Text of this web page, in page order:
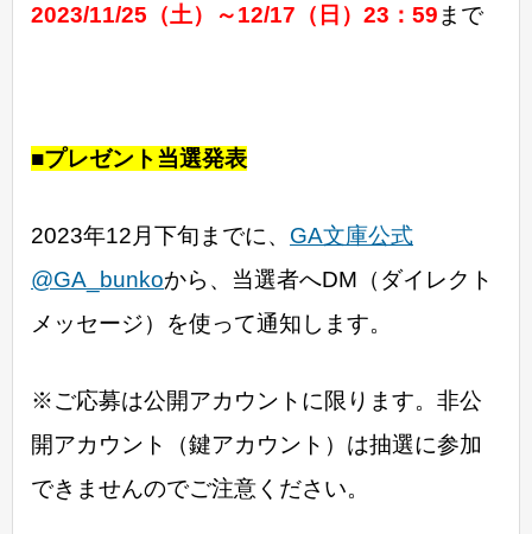
2023/11/25（土）～12/17（日）23：59 まで
■プレゼント当選発表
2023年12月下旬までに、 GA文庫公式
@GA_bunkoから、当選者へDM（ダイレクト
メッセージ）を使って通知します。
※ご応募は公開アカウントに限ります。非公
開アカウント（鍵アカウント）は抽選に参加
できませんのでご注意ください。